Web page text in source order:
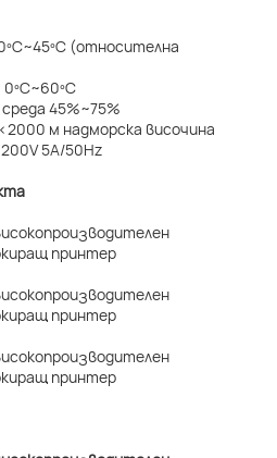
(относителна
45%~75%
м надморска височина
5A/50Hz